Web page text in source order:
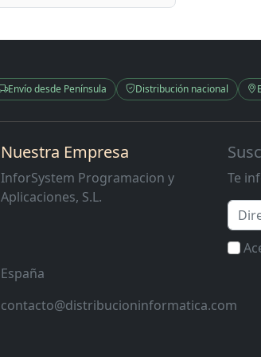
Envío desde Península Distribución nacional
Nuestra Empresa
InforSystem Programacion y
Aplicaciones, S.L.
España
contacto@distribucioninformatica.com
Te
Email